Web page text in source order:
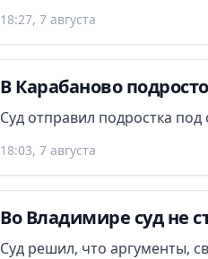
18:27, 7 августа
В Карабаново
Суд отправил подростка под
18:03, 7 августа
Во Владимире суд не
Суд решил, что аргументы,